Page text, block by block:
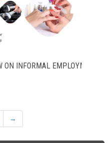
ON INFORMAL EMPLOYMENT
→